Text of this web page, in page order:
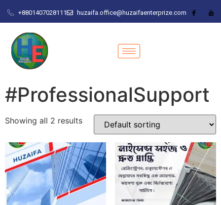
+8801407028111 huzaifa.office@huzaifaenterprize.com
#ProfessionalSupport
Showing all 2 results